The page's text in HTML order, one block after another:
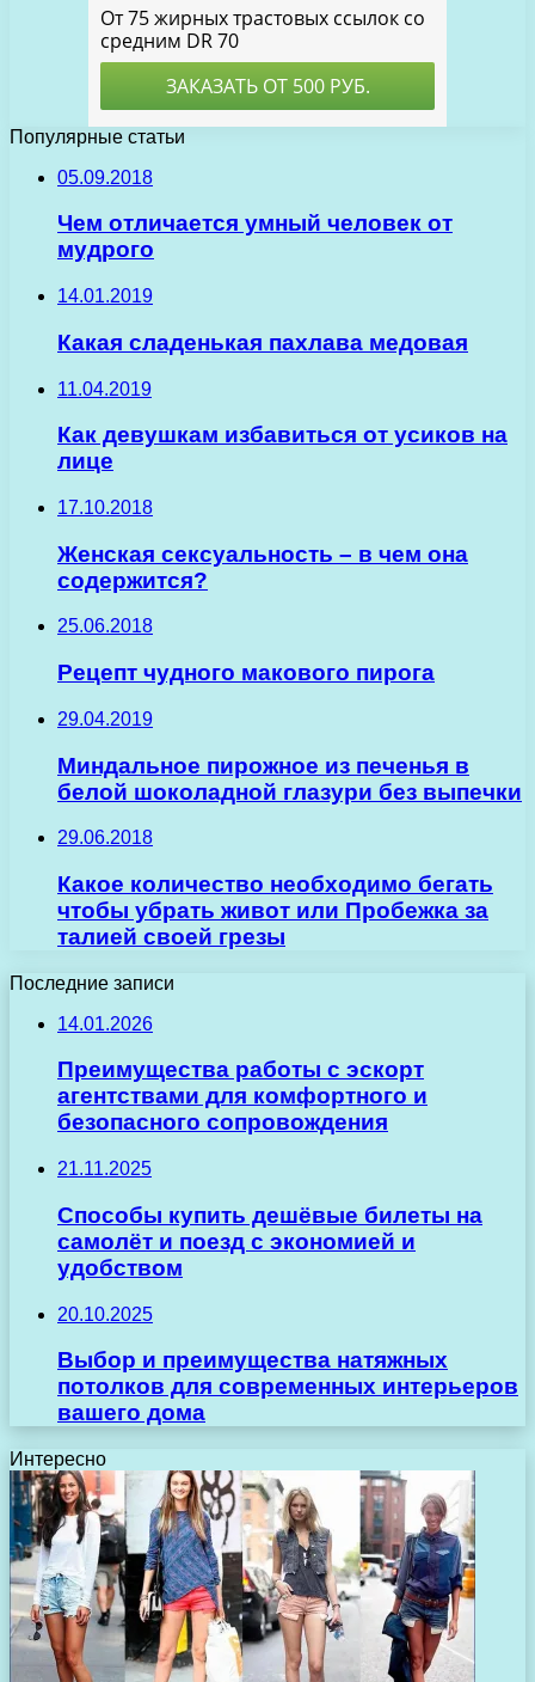
Популярные статьи
05.09.2018
Чем отличается умный человек от
мудрого
14.01.2019
Какая сладенькая пахлава медовая
11.04.2019
Как девушкам избавиться от усиков на
лице
17.10.2018
Женская сексуальность – в чем она
содержится?
25.06.2018
Рецепт чудного макового пирога
29.04.2019
Миндальное пирожное из печенья в
белой шоколадной глазури без выпечки
29.06.2018
Какое количество необходимо бегать
чтобы убрать живот или Пробежка за
талией своей грезы
Последние записи
14.01.2026
Преимущества работы с эскорт
агентствами для комфортного и
безопасного сопровождения
21.11.2025
Способы купить дешёвые билеты на
самолёт и поезд с экономией и
удобством
20.10.2025
Выбор и преимущества натяжных
потолков для современных интерьеров
вашего дома
Интересно